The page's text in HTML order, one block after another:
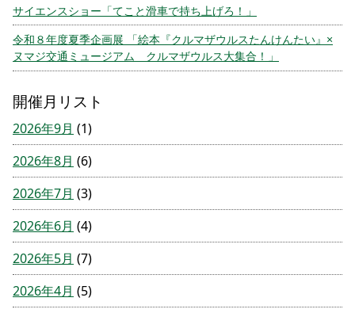
サイエンスショー「てこと滑車で持ち上げろ！」
令和８年度夏季企画展 「絵本『クルマザウルスたんけんたい』×
ヌマジ交通ミュージアム クルマザウルス大集合！」
開催月リスト
2026年9月 (1)
2026年8月 (6)
2026年7月 (3)
2026年6月 (4)
2026年5月 (7)
2026年4月 (5)